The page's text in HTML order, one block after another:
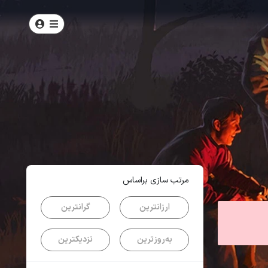
مرتب سازی براساس
ارزانترین گرانترین
به‌روزترین نزدیکترین